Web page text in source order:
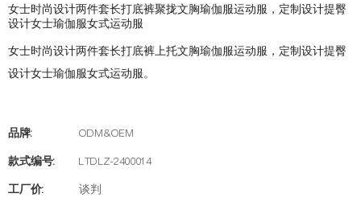
女士时尚设计两件套长打底裤聚拢文胸瑜伽服运动服，定制设计提臀
设计女士瑜伽服女式运动服
女士时尚设计两件套长打底裤上托文胸瑜伽服运动服，定制设计提臀
设计女士瑜伽服女式运动服。
品牌: ODM&OEM
款式编号: LTDLZ-2400014
工厂价: 谈判